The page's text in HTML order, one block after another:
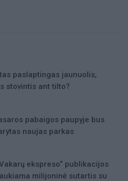
tas paslaptingas jaunuolis,
stovintis ant tilto?
pabaigos paupyje bus
naujas parkas
ekspreso“ publikacijos
milijoninė sutartis su